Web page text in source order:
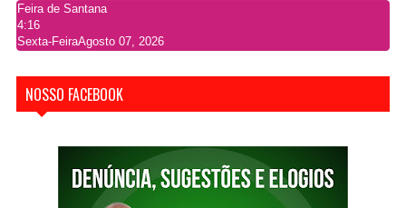
Feira de Santana
4:16
Sexta-FeiraAgosto 07, 2026
NOSSO FACEBOOK